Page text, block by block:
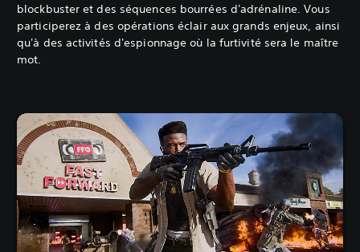
blockbuster et des séquences bourrées d'adrénaline. Vous
participerez à des opérations éclair aux grands enjeux, ainsi
qu'à des activités d'espionnage où la furtivité sera le maître
mot.‎